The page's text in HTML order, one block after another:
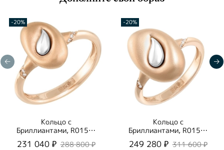
-20%
Кольцо с
Бриллиантами, R0150-
0/1
231 040 ₽ 288 800 ₽
-20%
Кольцо с
Бриллиантами, R0150-
2/1
249 280 ₽ 311 600 ₽